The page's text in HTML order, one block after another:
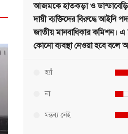
আজমকে হাতকড়া ও ডান্ডাবেড়ি
দায়ী ব্যক্তিদের বিরুদ্ধে আইনি
জাতীয় মানবাধিকার কমিশন। এ
কোনো ব্যবস্থা নেওয়া হবে বলে
হ্যাঁ
না
মন্তব্য নেই